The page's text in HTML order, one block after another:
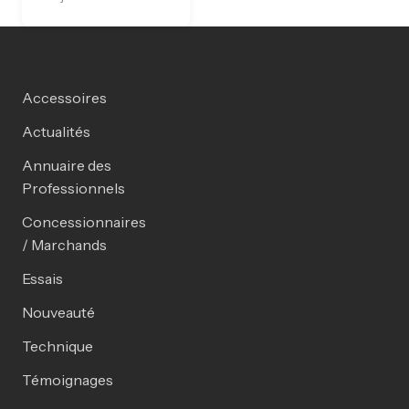
Accessoires
Actualités
Annuaire des
Professionnels
Concessionnaires
/ Marchands
Essais
Nouveauté
Technique
Témoignages